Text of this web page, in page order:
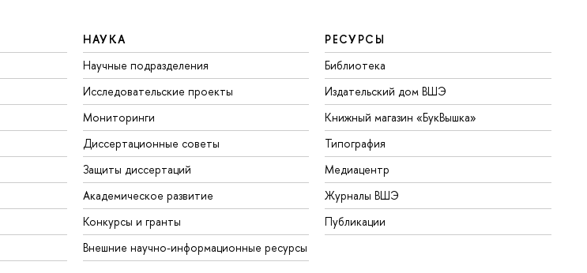
НАУКА
Научные подразделения
Исследовательские проекты
Мониторинги
Диссертационные советы
Защиты диссертаций
Академическое развитие
Конкурсы и гранты
Внешние научно-информационные ресурсы
РЕСУРСЫ
Библиотека
Издательский дом ВШЭ
Книжный магазин «БукВышка»
Типография
Медиацентр
Журналы ВШЭ
Публикации